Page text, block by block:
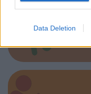
Data DeletionCorsi